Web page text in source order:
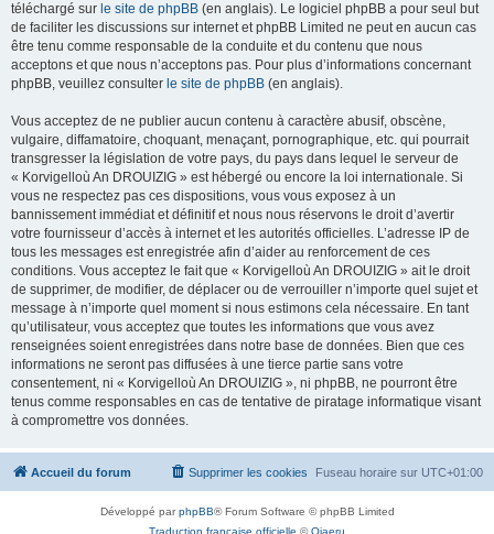
téléchargé sur le site de phpBB (en anglais). Le logiciel phpBB a pour seul but
de faciliter les discussions sur internet et phpBB Limited ne peut en aucun cas
être tenu comme responsable de la conduite et du contenu que nous
acceptons et que nous n’acceptons pas. Pour plus d’informations concernant
phpBB, veuillez consulter le site de phpBB (en anglais).
Vous acceptez de ne publier aucun contenu à caractère abusif, obscène,
vulgaire, diffamatoire, choquant, menaçant, pornographique, etc. qui pourrait
transgresser la législation de votre pays, du pays dans lequel le serveur de
« Korvigelloù An DROUIZIG » est hébergé ou encore la loi internationale. Si
vous ne respectez pas ces dispositions, vous vous exposez à un
bannissement immédiat et définitif et nous nous réservons le droit d’avertir
votre fournisseur d’accès à internet et les autorités officielles. L’adresse IP de
tous les messages est enregistrée afin d’aider au renforcement de ces
conditions. Vous acceptez le fait que « Korvigelloù An DROUIZIG » ait le droit
de supprimer, de modifier, de déplacer ou de verrouiller n’importe quel sujet et
message à n’importe quel moment si nous estimons cela nécessaire. En tant
qu’utilisateur, vous acceptez que toutes les informations que vous avez
renseignées soient enregistrées dans notre base de données. Bien que ces
informations ne seront pas diffusées à une tierce partie sans votre
consentement, ni « Korvigelloù An DROUIZIG », ni phpBB, ne pourront être
tenus comme responsables en cas de tentative de piratage informatique visant
à compromettre vos données.
Accueil du forum Fuseau horaire sur UTC+01:00
Supprimer les cookies
Développé parphpBB® Forum Software © phpBB Limited
Traduction française officielle ©Qiaeru